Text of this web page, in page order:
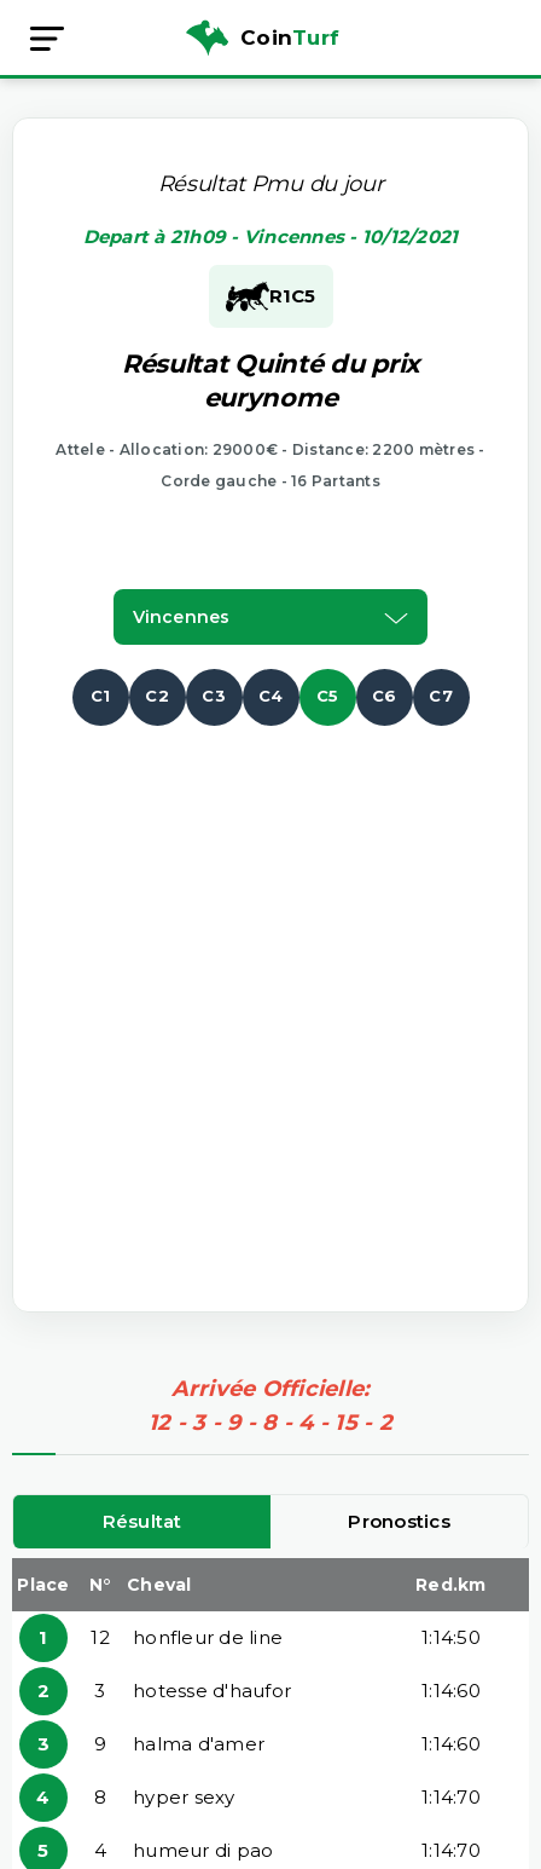
CoinTurf
Résultat Pmu du jour
Depart à 21h09 - Vincennes - 10/12/2021
R1C5
Résultat Quinté du prix
eurynome
Attele - Allocation: 29000€ - Distance: 2200 mètres -
Corde gauche - 16 Partants
Vincennes
C1 C2 C3 C4 C5 C6 C7
Arrivée Officielle:
12 - 3 - 9 - 8 - 4 - 15 - 2
Résultat Pronostics
Place N° Cheval Red.km
1 12 honfleur de line 1:14:50
2 3 hotesse d'haufor 1:14:60
3 9 halma d'amer 1:14:60
4 8 hyper sexy 1:14:70
5 4 humeur di pao 1:14:70